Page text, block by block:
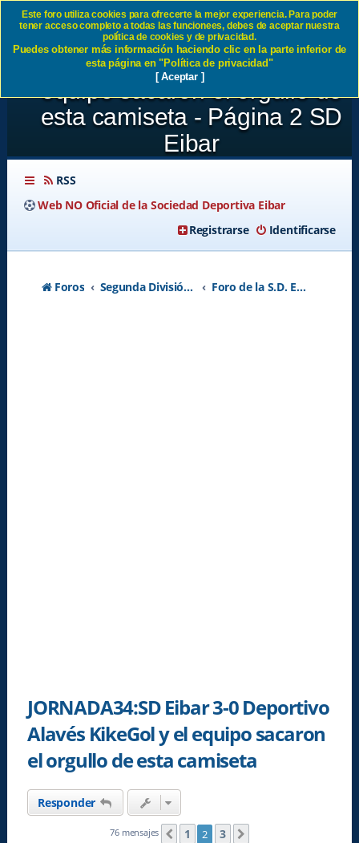
JORNADA34:SD Eibar 3-0
Deportivo Alavés KikeGol y el
equipo sacaron el orgullo de
esta camiseta - Página 2 SD
Eibar
RSS
Web NO Oficial de la Sociedad Deportiva Eibar
Identificarse
Registrarse
Foros Segunda División A - Temporada 2026-2027 Foro de la S.D. Eibar
JORNADA34:SD Eibar 3-0 Deportivo
Alavés KikeGol y el equipo sacaron
el orgullo de esta camiseta
Responder
76 mensajes Anterior
1 2 3
Este foro utiliza cookies para ofrecerte la mejor experiencia. Para poder
tener acceso completo a todas las funcionees, debes de aceptar nuestra
política de cookies y de privacidad.
Puedes obtener más información haciendo clic en la parte inferior de
esta página en "Política de privacidad"
[ Aceptar ]